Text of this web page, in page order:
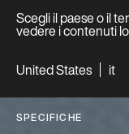
Scegli il paese o il
vedere i contenuti
United States
it
SPECIFICHE